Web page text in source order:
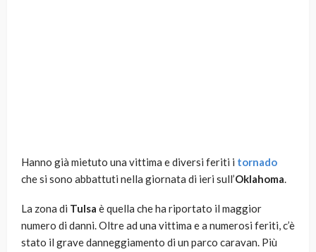
Hanno già mietuto una vittima e diversi feriti i tornado
che si sono abbattuti nella giornata di ieri sull’Oklahoma.
La zona di Tulsa è quella che ha riportato il maggior
numero di danni. Oltre ad una vittima e a numerosi feriti, c’è
stato il grave danneggiamento di un parco caravan. Più